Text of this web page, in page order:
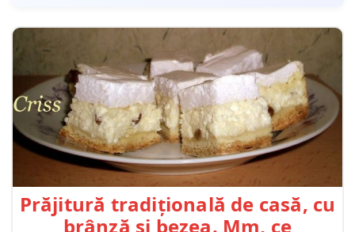
Prăjitură tradițională de casă, cu
brânză și bezea. Mm, ce